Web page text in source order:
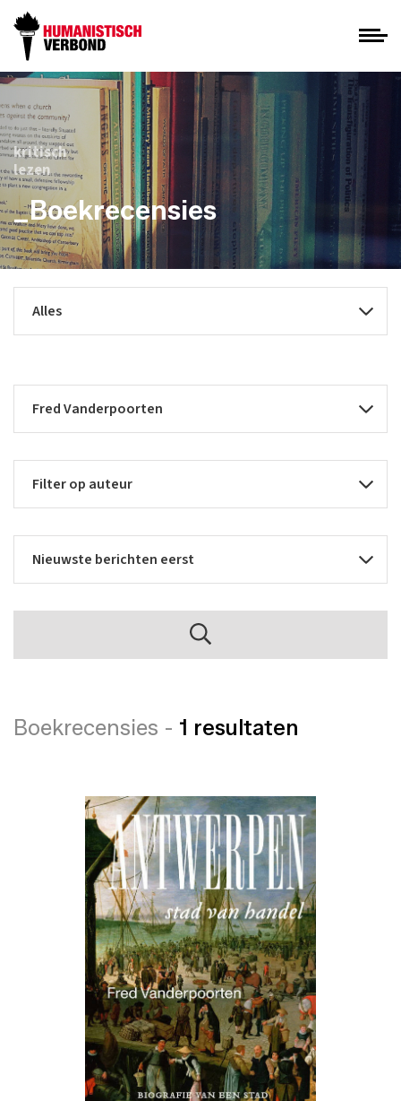
kritisch
lezen
_Boekrecensies
Boekrecensies - 1 resultaten